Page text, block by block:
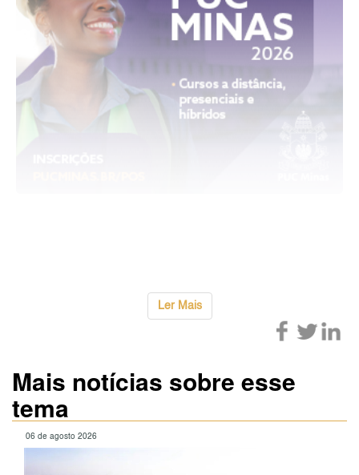
Ler Mais
Mais notícias sobre esse
tema
06 de agosto 2026